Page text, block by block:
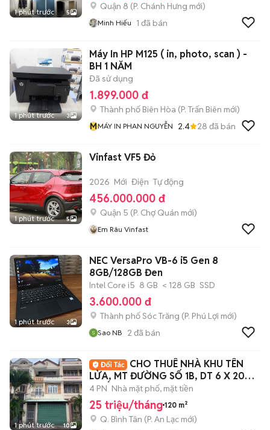
1 phút trước 5
Quận 8 (P. Chánh Hưng mới)
Minh Hiếu 1 đã bán
1 phút trước 3
Máy In HP M125 ( in, photo, scan ) -
BH 1 NĂM
Đã sử dụng
1.899.000 đ
Thành phố Biên Hòa (P. Trấn Biên mới)
MMÁY IN PHAN NGUYỄN 2.4 28 đã bán
1 phút trước 5
Vinfast VF5 Đỏ
2026 Mới Điện Tự động
456.000.000 đ
Quận 5 (P. Chợ Quán mới)
Em Râu Vinfast
1 phút trước 3
NEC VersaPro VB-6 i5 Gen 8
8GB/128GB Đen
Intel Core i5 8 GB < 128 GB SSD
3.600.000 đ
Thành phố Sóc Trăng (P. Phú Lợi mới)
Sao NB 2 đã bán
1 phút trước 10
CHO THUÊ NHÀ KHU TÊN
LỬA, MT ĐƯỜNG SỐ 1B, DT 6 X 20M,
3 TẤM, 25 TR/th
4 PN Nhà mặt phố, mặt tiền
25 triệu/tháng 120 m²
Q. Bình Tân (P. An Lạc mới)